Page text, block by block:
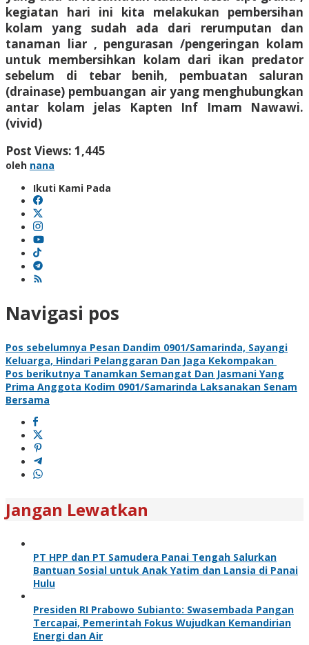
kegiatan hari ini kita melakukan pembersihan
kolam yang sudah ada dari rerumputan dan
tanaman liar , pengurasan /pengeringan kolam
untuk membersihkan kolam dari ikan predator
sebelum di tebar benih, pembuatan saluran
(drainase) pembuangan air yang menghubungkan
antar kolam jelas Kapten Inf Imam Nawawi.
(vivid)
Post Views: 1,445
oleh nana
Ikuti Kami Pada
Navigasi pos
Pos sebelumnya Pesan Dandim 0901/Samarinda, Sayangi
Keluarga, Hindari Pelanggaran Dan Jaga Kekompakan
Pos berikutnya Tanamkan Semangat Dan Jasmani Yang
Prima Anggota Kodim 0901/Samarinda Laksanakan Senam
Bersama
Jangan Lewatkan
PT HPP dan PT Samudera Panai Tengah Salurkan
Bantuan Sosial untuk Anak Yatim dan Lansia di Panai
Hulu
Presiden RI Prabowo Subianto: Swasembada Pangan
Tercapai, Pemerintah Fokus Wujudkan Kemandirian
Energi dan Air